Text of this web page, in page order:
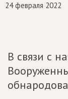
24 февраля 2022
В связи с